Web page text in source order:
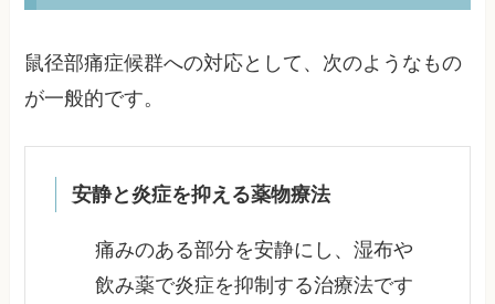
鼠径部痛症候群への対応として、次のようなもの
が一般的です。
安静と炎症を抑える薬物療法
痛みのある部分を安静にし、湿布や
飲み薬で炎症を抑制する治療法です